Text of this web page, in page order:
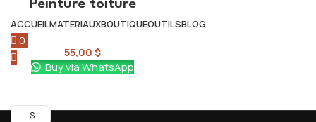
ACCUEILMATÉRIAUXBOUTIQUEOUTILSBLOG
0
$
Peinture toiture
55,00$
Buy via WhatsApp